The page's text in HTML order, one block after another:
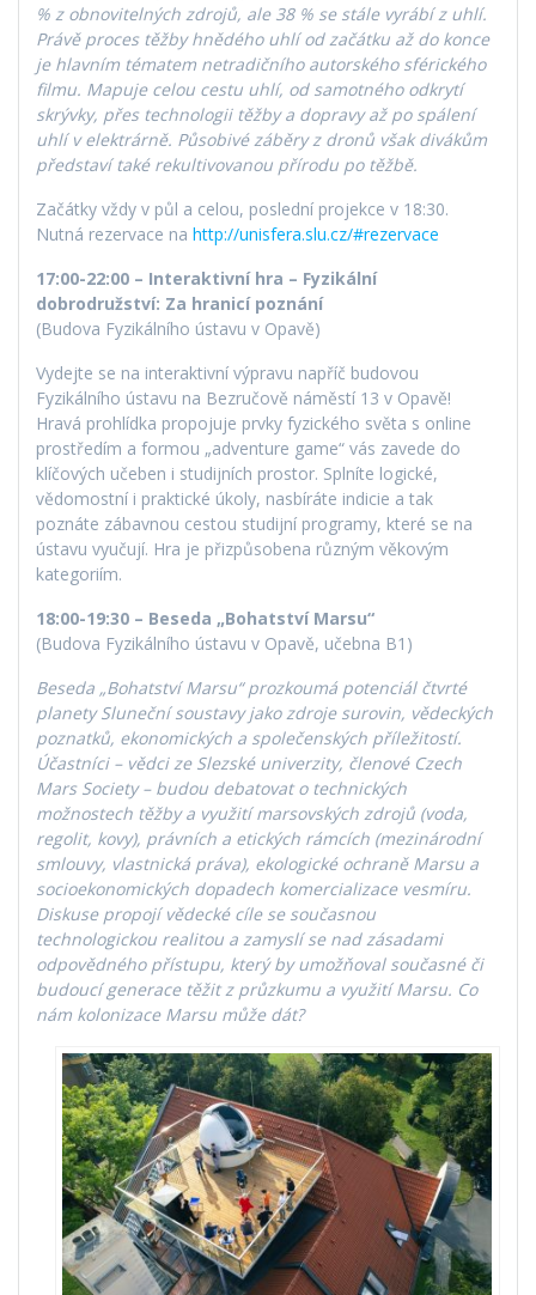
% z obnovitelných zdrojů, ale 38 % se stále vyrábí z uhlí.
Právě proces těžby hnědého uhlí od začátku až do konce
je hlavním tématem netradičního autorského sférického
filmu. Mapuje celou cestu uhlí, od samotného odkrytí
skrývky, přes technologii těžby a dopravy až po spálení
uhlí v elektrárně. Působivé záběry z dronů však divákům
představí také rekultivovanou přírodu po těžbě.
Začátky vždy v půl a celou, poslední projekce v 18:30.
Nutná rezervace na http://unisfera.slu.cz/#rezervace
17:00-22:00 – Interaktivní hra – Fyzikální
dobrodružství: Za hranicí poznání
(Budova Fyzikálního ústavu v Opavě)
Vydejte se na interaktivní výpravu napříč budovou
Fyzikálního ústavu na Bezručově náměstí 13 v Opavě!
Hravá prohlídka propojuje prvky fyzického světa s online
prostředím a formou „adventure game“ vás zavede do
klíčových učeben i studijních prostor. Splníte logické,
vědomostní i praktické úkoly, nasbíráte indicie a tak
poznáte zábavnou cestou studijní programy, které se na
ústavu vyučují. Hra je přizpůsobena různým věkovým
kategoriím.
18:00-19:30 – Beseda „Bohatství Marsu“
(Budova Fyzikálního ústavu v Opavě, učebna B1)
Beseda „Bohatství Marsu“ prozkoumá potenciál čtvrté
planety Sluneční soustavy jako zdroje surovin, vědeckých
poznatků, ekonomických a společenských příležitostí.
Účastníci – vědci ze Slezské univerzity, členové Czech
Mars Society – budou debatovat o technických
možnostech těžby a využití marsovských zdrojů (voda,
regolit, kovy), právních a etických rámcích (mezinárodní
smlouvy, vlastnická práva), ekologické ochraně Marsu a
socioekonomických dopadech komercializace vesmíru.
Diskuse propojí vědecké cíle se současnou
technologickou realitou a zamyslí se nad zásadami
odpovědného přístupu, který by umožňoval současné či
budoucí generace těžit z průzkumu a využití Marsu. Co
nám kolonizace Marsu může dát?